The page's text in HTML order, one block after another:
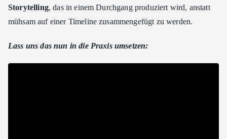
Storytelling, das in einem Durchgang produziert wird, anstatt
mühsam auf einer Timeline zusammengefügt zu werden.
Lass uns das nun in die Praxis umsetzen: